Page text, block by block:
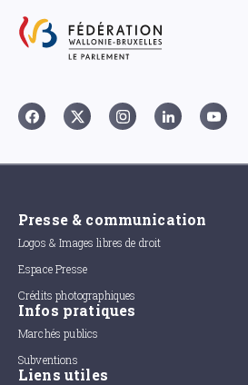
Presse & communication
Logos & Images libres de droit
Espace Presse
Crédits photographiques
Infos pratiques
Marchés publics
Subventions
Liens utiles